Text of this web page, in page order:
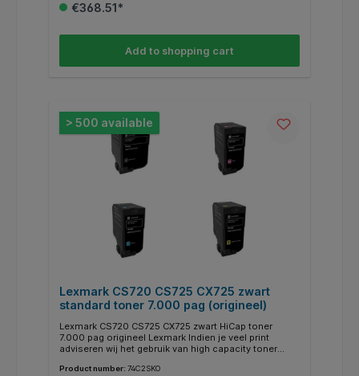
€368.51*
Add to shopping cart
> 500 available
Lexmark CS720 CS725 CX725 zwart
standard toner 7.000 pag (origineel)
Lexmark CS720 CS725 CX725 zwart HiCap toner
7.000 pag origineel Lexmark Indien je veel print
adviseren wij het gebruik van high capacity toner
Product number: 74C2SKO